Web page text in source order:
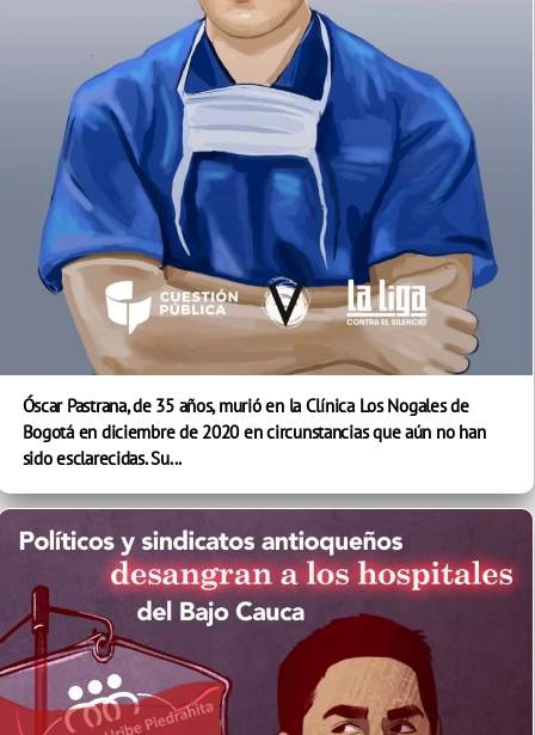
Óscar Pastrana, de 35 años, murió en la Clínica Los Nogales de
Bogotá en diciembre de 2020 en circunstancias que aún no han
sido esclarecidas. Su...